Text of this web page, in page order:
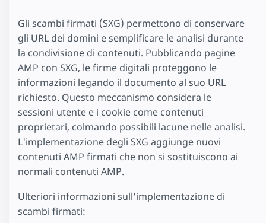
Gli scambi firmati (SXG) permettono di conservare
gli URL dei domini e semplificare le analisi durante
la condivisione di contenuti. Pubblicando pagine
AMP con SXG, le firme digitali proteggono le
informazioni legando il documento al suo URL
richiesto. Questo meccanismo considera le
sessioni utente e i cookie come contenuti
proprietari, colmando possibili lacune nelle analisi.
L'implementazione degli SXG aggiunge nuovi
contenuti AMP firmati che non si sostituiscono ai
normali contenuti AMP.
Ulteriori informazioni sull'implementazione di
scambi firmati: